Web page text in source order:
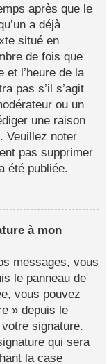
après que le
a déjà
situé en
de fois que
et l’heure de la
pas s’il s’agit
ou un
une raison
Veuillez noter
pas supprimer
été publiée.
à mon
messages, vous
le panneau de
vous pouvez
» depuis le
signature.
qui sera
la case